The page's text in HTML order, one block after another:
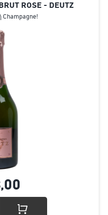
ROSE - DEUTZ
Champagne!
00